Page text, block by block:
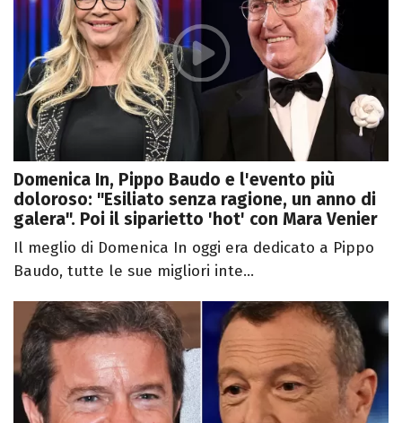
Domenica In, Pippo Baudo e l'evento più
doloroso: "Esiliato senza ragione, un anno di
galera". Poi il siparietto 'hot' con Mara Venier
Il meglio di Domenica In oggi era dedicato a Pippo
Baudo, tutte le sue migliori inte...